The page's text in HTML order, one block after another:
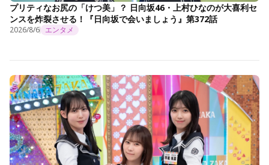
プリティなお尻の「けつ美」？ 日向坂46・上村ひなのが大喜利セ
ンスを炸裂させる！『日向坂で会いましょう』第372話
2026/8/6 エンタメ